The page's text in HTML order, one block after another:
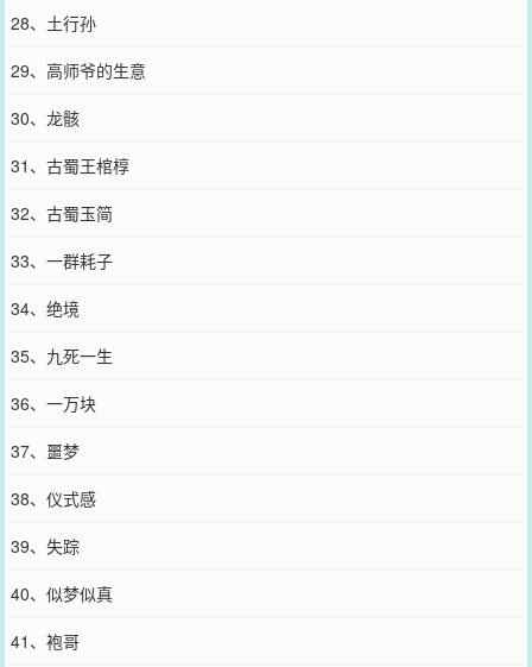
28、土行孙
29、高师爷的生意
30、龙骸
31、古蜀王棺椁
32、古蜀玉简
33、一群耗子
34、绝境
35、九死一生
36、一万块
37、噩梦
38、仪式感
39、失踪
40、似梦似真
41、袍哥